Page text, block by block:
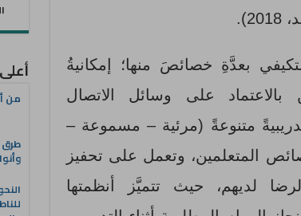
بعدَّةِ خصائصَ منها؛ إمكانيةُ
بالاعتماد على وسائل الاتصال
متنوعةً (مرئية – مسموعة –
المتعلمين، وتعمل على تحفيز
لديهم، حيث تتميَّز أنظمتها
من
طرق